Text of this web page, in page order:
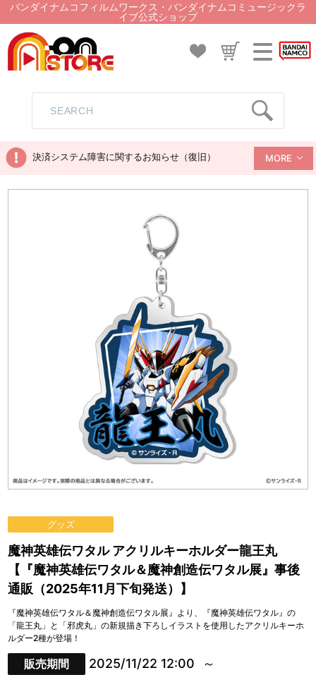
バンダイナムコフィルムワークス・バンダイナムコミュージックラ
イブ公式ショップ
決済システム障害に関するお知らせ（復旧） MORE
グッズ
魔神英雄伝ワタル アクリルキーホルダー龍王丸
【『魔神英雄伝ワタル＆魔神創造伝ワタル展』事後
通販（2025年11月下旬発送）】
『魔神英雄伝ワタル＆魔神創造伝ワタル展』より、『魔神英雄伝ワタル』の
「龍王丸」と「邪虎丸」の新規描き下ろしイラストを使用したアクリルキーホ
ルダー2種が登場！
販売期間 2025/11/22 12:00